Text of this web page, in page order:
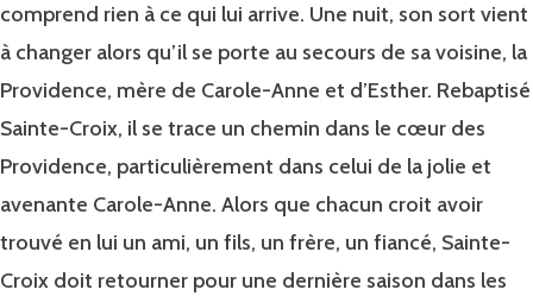
comprend rien à ce qui lui arrive. Une nuit, son sort vient
à changer alors qu’il se porte au secours de sa voisine, la
Providence, mère de Carole-Anne et d’Esther. Rebaptisé
Sainte-Croix, il se trace un chemin dans le cœur des
Providence, particulièrement dans celui de la jolie et
avenante Carole-Anne. Alors que chacun croit avoir
trouvé en lui un ami, un fils, un frère, un fiancé, Sainte-
Croix doit retourner pour une dernière saison dans les